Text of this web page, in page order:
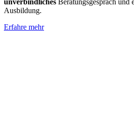
Ausbildung.
Erfahre mehr